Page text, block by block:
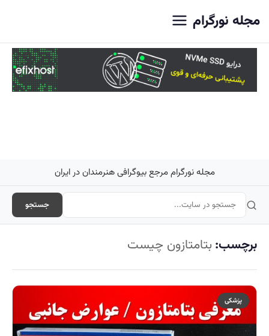
مجله نورگرام
مجله نورگرام مرجع بیوگرافی هنرمندان در ایران
جستجو
برچسب: بتامتازون چیست
پزشکی